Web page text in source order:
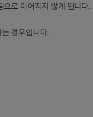
으로 이어지지 않게 됩니다.
경우입니다.